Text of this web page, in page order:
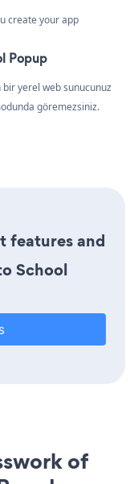
create your app
Popup
bir yerel web sunucunuz
göremezsiniz.
features and
School
of